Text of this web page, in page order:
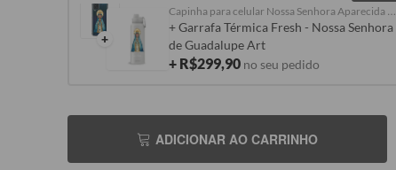
+
Capinha para celular Nossa Senhora Aparecida Art
+ Garrafa Térmica Fresh - Nossa Senhora
de Guadalupe Art
+ R$299,90 no seu pedido
ADICIONAR AO CARRINHO